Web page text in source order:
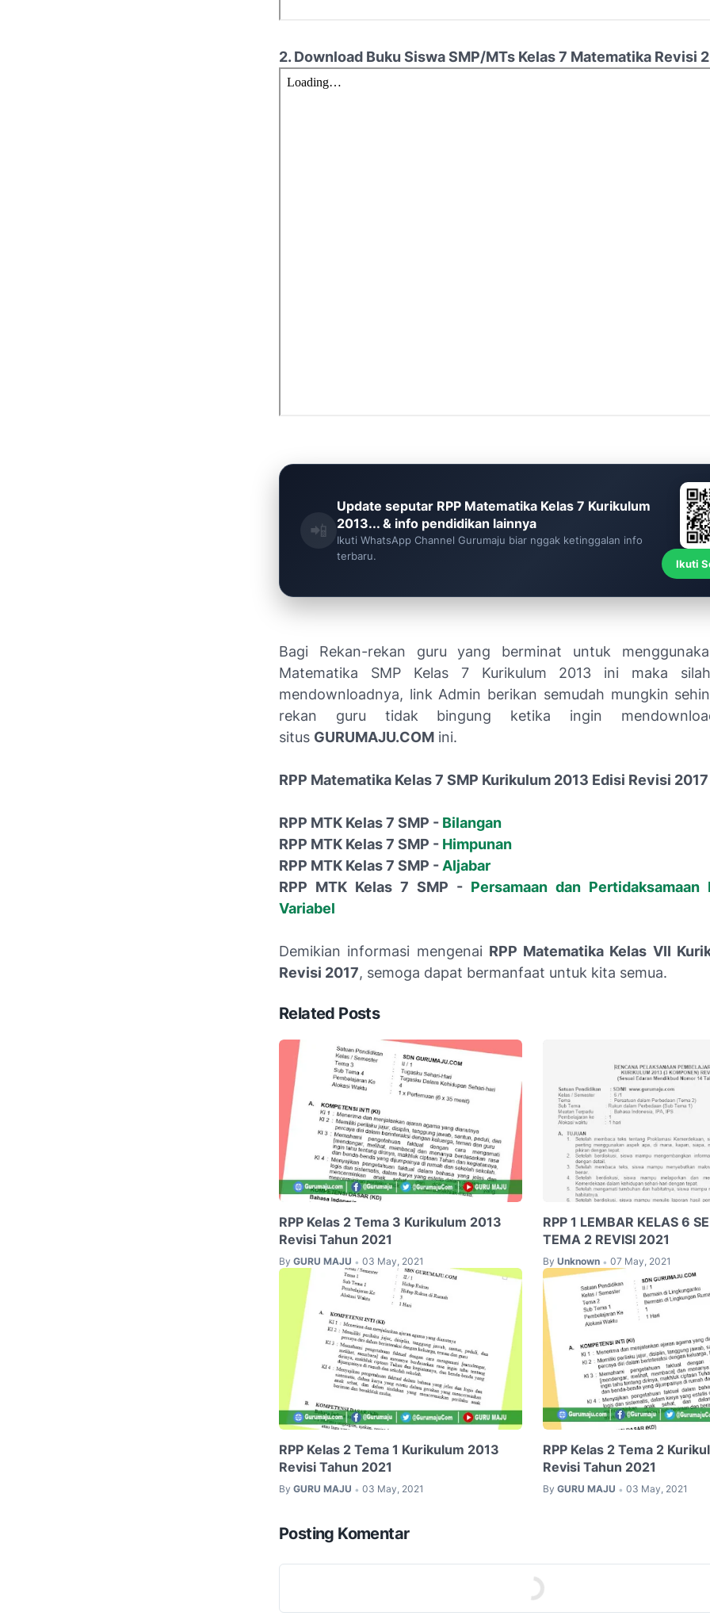
2. Download Buku Siswa SMP/MTs Kelas 7 Matematika Revisi
📲
Update seputar RPP Matematika Kelas 7 Kurikulum
2013... & info pendidikan lainnya
Ikuti WhatsApp Channel Gurumaju biar nggak ketinggalan info
terbaru.
Ikuti
Bagi Rekan-rekan guru yang berminat untuk
Matematika SMP Kelas 7 Kurikulum 2013 ini maka
mendownloadnya, link Admin berikan semudah mungkin
rekan guru tidak bingung ketika ingin
situs GURUMAJU.COM ini.
RPP Matematika Kelas 7 SMP Kurikulum 2013 Edisi Revisi 2017
RPP MTK Kelas 7 SMP - Bilangan
RPP MTK Kelas 7 SMP - Himpunan
RPP MTK Kelas 7 SMP - Aljabar
RPP MTK Kelas 7 SMP - Persamaan dan Pertidaksamaan
Variabel
Demikian informasi mengenai RPP Matematika Kelas VII
Revisi 2017, semoga dapat bermanfaat untuk kita semua.
Related Posts
RPP Kelas 2 Tema 3 Kurikulum 2013
Revisi Tahun 2021
By GURU MAJU • 03 May, 2021
RPP 1 LEMBAR KELAS 6
TEMA 2 REVISI 2021
By Unknown • 07 May, 2021
RPP Kelas 2 Tema 1 Kurikulum 2013
Revisi Tahun 2021
By GURU MAJU • 03 May, 2021
RPP Kelas 2 Tema 2
Revisi Tahun 2021
By GURU MAJU • 03 May, 2021
Posting Komentar